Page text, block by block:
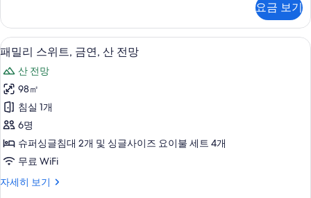
보
기
히
보
기
요금 보기
패
밀
리
스
위
트,
금
산
패밀리 스위트, 금연, 산 전망 | 고급
7
패밀리 스위트, 금연, 산 전망
산 전망
98㎡
침실 1개
6명
슈퍼싱글침대 2개 및 싱글사이즈 요이불 세트 4개
무료 WiFi
자세히 보기
패